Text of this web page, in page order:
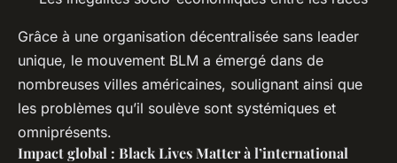
Grâce à une organisation décentralisée sans leader
unique, le mouvement BLM a émergé dans de
nombreuses villes américaines, soulignant ainsi que
les problèmes qu’il soulève sont systémiques et
omniprésents.
Impact global : Black Lives Matter à l’international